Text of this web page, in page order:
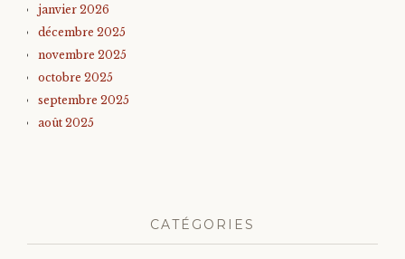
janvier 2026
décembre 2025
novembre 2025
octobre 2025
septembre 2025
août 2025
CATÉGORIES